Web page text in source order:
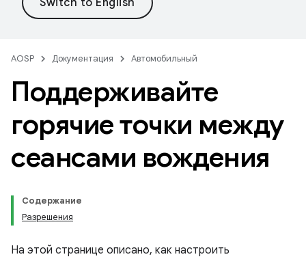
AOSP Документация Автомобильный
Поддерживайте
горячие точки между
сеансами вождения
Содержание
Разрешения
На этой странице описано, как настроить